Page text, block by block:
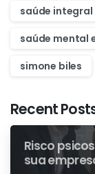
saúde integral
saúde mental
simone biles
Recent
Risco
sua